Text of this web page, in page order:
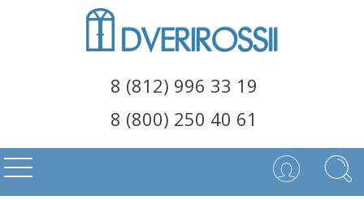
8 (812) 996 33 19
8 (800) 250 40 61